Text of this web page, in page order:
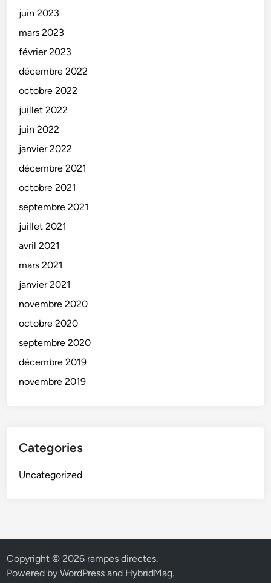
juin 2023
mars 2023
février 2023
décembre 2022
octobre 2022
juillet 2022
juin 2022
janvier 2022
décembre 2021
octobre 2021
septembre 2021
juillet 2021
avril 2021
mars 2021
janvier 2021
novembre 2020
octobre 2020
septembre 2020
décembre 2019
novembre 2019
Categories
Uncategorized
Copyright © 2026 rampes directes.
Powered byWordPress and HybridMag.